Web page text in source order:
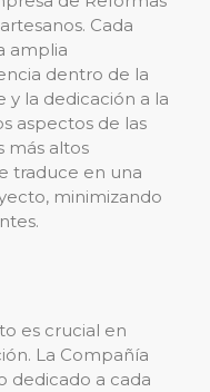
Cada
amplia
dentro de la
y la dedicación a la
aspectos de las
más altos
traduce en una
minimizando
es crucial en
La Compañía
dedicado a cada